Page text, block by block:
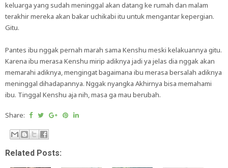
keluarga yang sudah meninggal akan datang ke rumah dan malam
terakhir mereka akan bakar uchikabi itu untuk mengantar kepergian.
Gitu.
Pantes ibu nggak pernah marah sama Kenshu meski kelakuannya gitu.
Karena ibu merasa Kenshu mirip adiknya jadi ya jelas dia nggak akan
memarahi adiknya, mengingat bagaimana ibu merasa bersalah adiknya
meninggal dihadapannya. Nggak nyangka Akhirnya bisa memahami
ibu. Tinggal Kenshu aja nih, masa ga mau berubah.
Share:
Related Posts: